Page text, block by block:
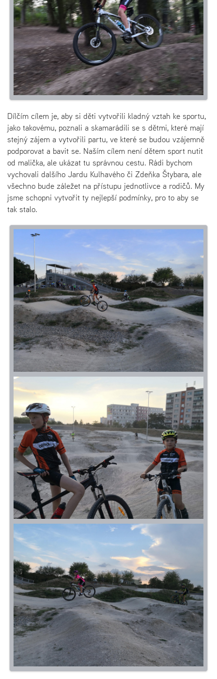
Dílčím cílem je, aby si děti vytvořili kladný vztah ke sportu,
jako takovému, poznali a skamarádili se s dětmi, které mají
stejný zájem a vytvořili partu, ve které se budou vzájemně
podporovat a bavit se. Naším cílem není dětem sport nutit
od malička, ale ukázat tu správnou cestu. Rádi bychom
vychovali dalšího Jardu Kulhavého či Zdeňka Štybara, ale
všechno bude záležet na přístupu jednotlivce a rodičů. My
jsme schopni vytvořit ty nejlepší podmínky, pro to aby se
tak stalo.